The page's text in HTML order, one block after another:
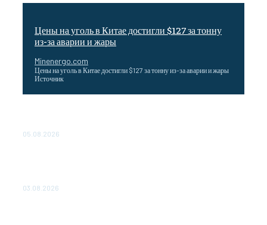
Цены на уголь в Китае достигли $127 за тонну
из-за аварии и жары
Minenergo.com
Цены на уголь в Китае достигли $127 за тонну из-за аварии и жары
Источник
05.08.2026
03.08.2026